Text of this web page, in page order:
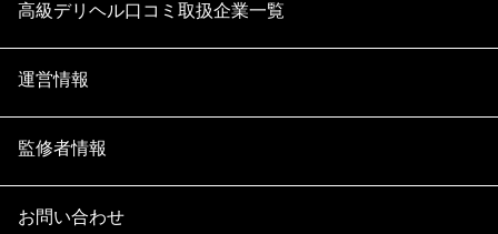
高級デリヘル口コミ取扱企業一覧
運営情報
監修者情報
お問い合わせ